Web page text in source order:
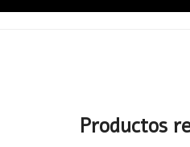
Productos